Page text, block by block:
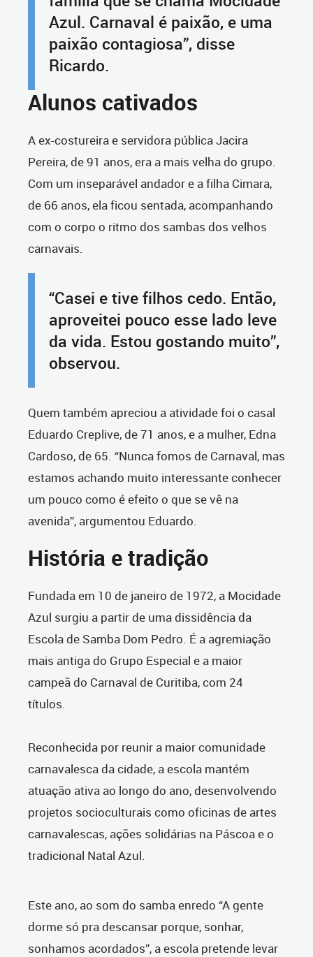
Azul. Carnaval é paixão, e uma
paixão contagiosa”, disse
Ricardo.
Alunos cativados
A ex-costureira e servidora pública Jacira
Pereira, de 91 anos, era a mais velha do grupo.
Com um inseparável andador e a filha Cimara,
de 66 anos, ela ficou sentada, acompanhando
com o corpo o ritmo dos sambas dos velhos
carnavais.
“Casei e tive filhos cedo. Então,
aproveitei pouco esse lado leve
da vida. Estou gostando muito”,
observou.
Quem também apreciou a atividade foi o casal
Eduardo Creplive, de 71 anos, e a mulher, Edna
Cardoso, de 65. “Nunca fomos de Carnaval, mas
estamos achando muito interessante conhecer
um pouco como é efeito o que se vê na
avenida”, argumentou Eduardo.
História e tradição
Fundada em 10 de janeiro de 1972, a Mocidade
Azul surgiu a partir de uma dissidência da
Escola de Samba Dom Pedro. É a agremiação
mais antiga do Grupo Especial e a maior
campeã do Carnaval de Curitiba, com 24
títulos.
Reconhecida por reunir a maior comunidade
carnavalesca da cidade, a escola mantém
atuação ativa ao longo do ano, desenvolvendo
projetos socioculturais como oficinas de artes
carnavalescas, ações solidárias na Páscoa e o
tradicional Natal Azul.
Este ano, ao som do samba enredo “A gente
dorme só pra descansar porque, sonhar,
sonhamos acordados”, a escola pretende levar